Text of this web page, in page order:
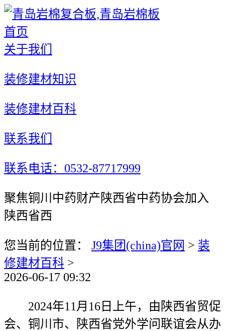
首页
关于我们
装修建材知识
装修建材百科
联系我们
联系电话：0532-87717999
聚焦铜川中药财产陕西省中药协会加入
陕西省西
您当前的位置： J9集团(china)官网 > 装
修建材百科 >
2026-06-17 09:32
2024年11月16日上午，由陕西省贸促
会、铜川市、陕西省党外学问联谊会从办